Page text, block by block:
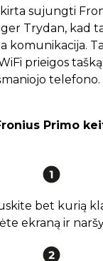
sujungti
Trydan, kad
komunikacija.
prieigos
telefono.
Primo
bet kurią
ekraną ir